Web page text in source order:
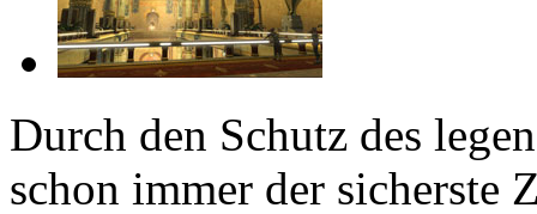
Durch den Schutz des
schon immer der sicherste